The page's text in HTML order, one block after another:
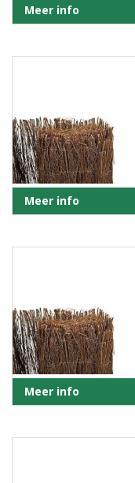
Meer info
Meer info
Meer info